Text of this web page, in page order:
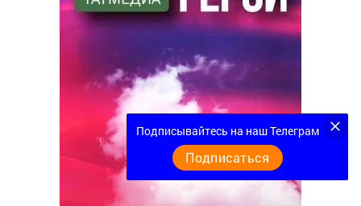
Подписывайтесь на наш Телеграм
Подписаться